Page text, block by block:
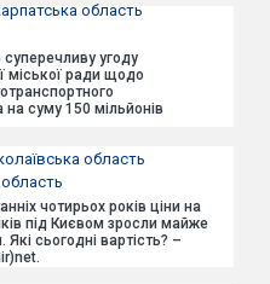
область
угоду
міської ради щодо
на суму 150 мільйонів
область
чотирьох років ціни на
під Києвом зросли майже
Які сьогодні вартість? –